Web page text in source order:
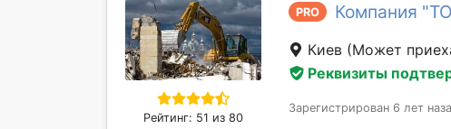
Рейтинг: 51 из 80
PRO Компания
Киев (Может
Реквизиты
Зарегистрирован 6 лет